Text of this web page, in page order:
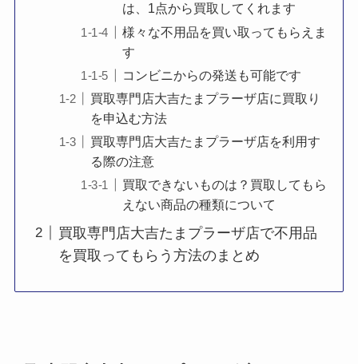
は、1点から買取してくれます
様々な不用品を買い取ってもらえま
す
コンビニからの発送も可能です
買取専門店大吉たまプラーザ店に買取り
を申込む方法
買取専門店大吉たまプラーザ店を利用す
る際の注意
買取できないものは？買取してもら
えない商品の種類について
買取専門店大吉たまプラーザ店で不用品
を買取ってもらう方法のまとめ